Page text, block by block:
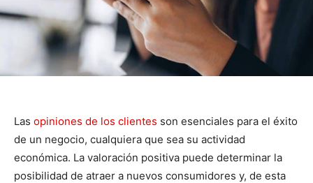
Las opiniones de los clientes son esenciales para el éxito
de un negocio, cualquiera que sea su actividad
económica. La valoración positiva puede determinar la
posibilidad de atraer a nuevos consumidores y, de esta